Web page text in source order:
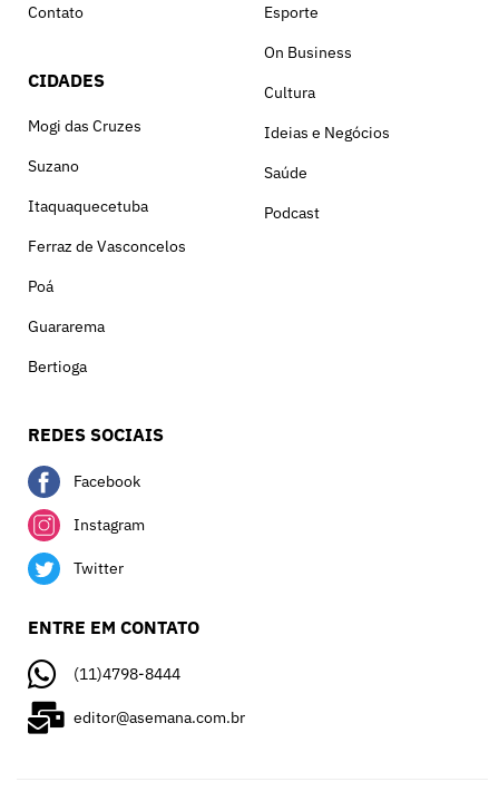
Contato
CIDADES
Mogi das Cruzes
Suzano
Itaquaquecetuba
Ferraz de Vasconcelos
Poá
Guararema
Bertioga
Esporte
On Business
Cultura
Ideias e Negócios
Saúde
Podcast
REDES SOCIAIS
Facebook
Instagram
Twitter
ENTRE EM CONTATO
(11)4798-8444
editor@asemana.com.br